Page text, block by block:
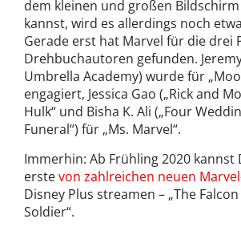
dem kleinen und großen
kannst, wird es allerdings noch
Gerade erst hat Marvel für die drei
Drehbuchautoren gefunden.
Umbrella Academy) wurde für
engagiert, Jessica Gao („Rick and
Hulk“ und Bisha K. Ali („Four
Funeral“) für „Ms. Marvel“.
Immerhin: Ab Frühling 2020 kannst
erstevon zahlreichen neuen
Disney Plus streamen – „The
Soldier“.